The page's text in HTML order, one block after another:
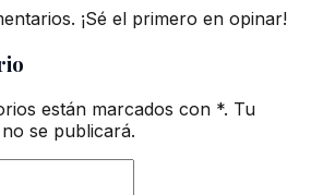
¡Sé el primero en opinar!
están marcados con *. Tu
se publicará.